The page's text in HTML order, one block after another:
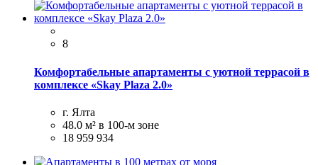
8
Комфортабельные апартаменты с уютной террасой в
комплексе «Skay Рlаzа 2.0»
г. Ялта
48.0 м² в 100-м зоне
18 959 934